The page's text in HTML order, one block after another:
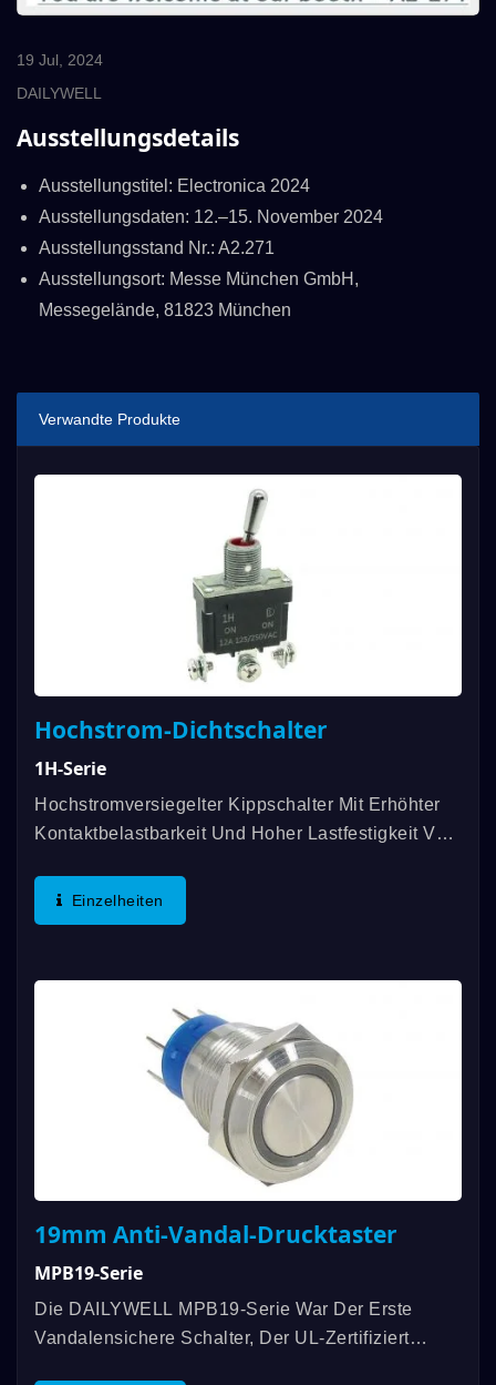
19 Jul, 2024
DAILYWELL
Ausstellungsdetails
Ausstellungstitel: Electronica 2024
Ausstellungsdaten: 12.–15. November 2024
Ausstellungsstand Nr.: A2.271
Ausstellungsort: Messe München GmbH,
Messegelände, 81823 München
Verwandte Produkte
Hochstrom-Dichtschalter
1H-Serie
Hochstromversiegelter Kippschalter Mit Erhöhter
Kontaktbelastbarkeit Und Hoher Lastfestigkeit Von
Des Schüttelgriffs Mit Silikon-Spritzguss Zu Füllen,
Ermöglicht...
Einzelheiten
19mm Anti-Vandal-Drucktaster
MPB19-Serie
Die DAILYWELL MPB19-Serie War Der Erste
Vandalensichere Schalter, Der UL-Zertifiziert